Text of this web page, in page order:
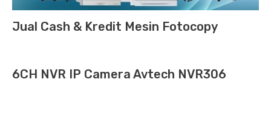
Jual Cash & Kredit Mesin Fotocopy
6CH NVR IP Camera Avtech NVR306